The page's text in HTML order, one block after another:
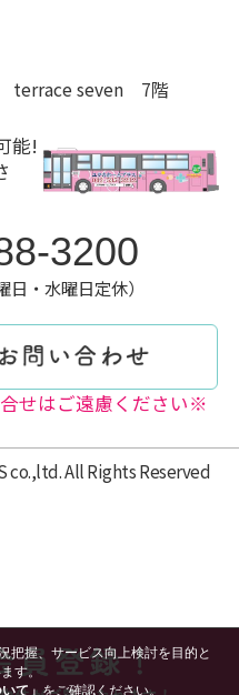
terrace seven 7階
能!
3200
日・水曜日定休）
せはご遠慮ください※
co.,ltd. All Rights Reserved
把握、サービス向上検討を目的と
す。
て」をご確認ください。